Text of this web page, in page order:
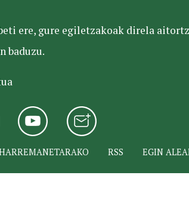
ere, gure egiletzakoak direla
baduzu.
RSS EGIN